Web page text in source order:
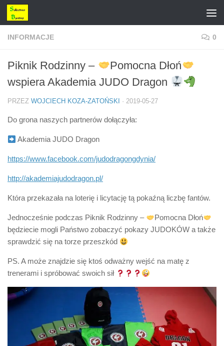
Przejdź do treści
INFORMACJE 0
Piknik Rodzinny –
Pomocna Dłoń
wspiera Akademia JUDO Dragon
PRZEZ WOJCIECH KOZA-ZATOŃSKI · 2019-05-27
Do grona naszych partnerów dołączyła:
Akademia JUDO Dragon
https://www.facebook.com/judodragongdynia/
http://akademiajudodragon.pl/
Która przekazała na loterię i licytację tą pokaźną liczbę fantów.
Jednocześnie podczas Piknik Rodzinny –
Pomocna Dłoń
będziecie mogli Państwo zobaczyć pokazy JUDOKÓW a także
sprawdzić się na torze przeszkód
PS. A może znajdzie się ktoś odważny wejść na matę z
trenerami i spróbować swoich sił